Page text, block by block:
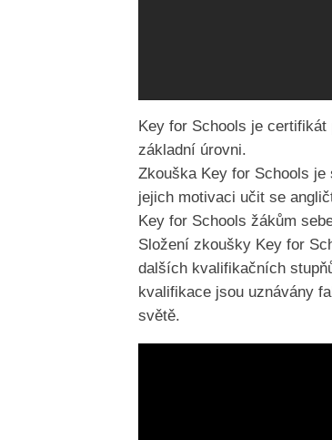
Key for Schools je
základní úrovni.
Zkouška Key for Schools
jejich motivaci učit se
Key for Schools žákům
Složení zkoušky Key for
dalších kvalifikačních
kvalifikace jsou uznávány
světě.